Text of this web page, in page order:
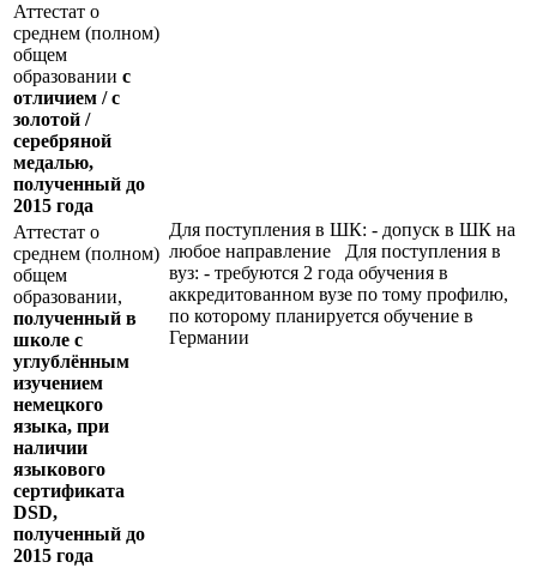
Аттестат о
среднем (полном)
общем
образовании с
отличием / с
золотой /
серебряной
медалью,
полученный до
2015 года
Для поступления в ШК: - допуск в ШК на
любое направление Для поступления в
вуз: - требуются 2 года обучения в
аккредитованном вузе по тому профилю,
по которому планируется обучение в
Германии
Аттестат о
среднем (полном)
общем
образовании,
полученный в
школе с
углублённым
изучением
немецкого
языка, при
наличии
языкового
сертификата
DSD,
полученный до
2015 года